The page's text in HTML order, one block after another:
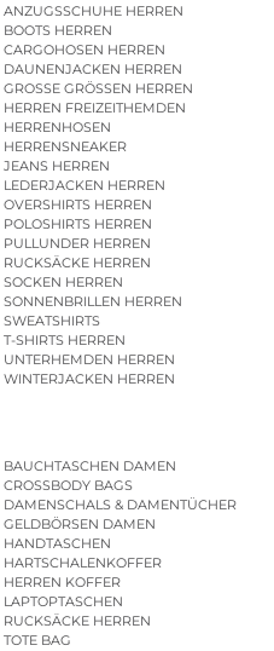
ANZUGSSCHUHE HERREN
BOOTS HERREN
CARGOHOSEN HERREN
DAUNENJACKEN HERREN
GROSSE GRÖSSEN HERREN
HERREN FREIZEITHEMDEN
HERRENHOSEN
HERRENSNEAKER
JEANS HERREN
LEDERJACKEN HERREN
OVERSHIRTS HERREN
POLOSHIRTS HERREN
PULLUNDER HERREN
RUCKSÄCKE HERREN
SOCKEN HERREN
SONNENBRILLEN HERREN
SWEATSHIRTS
T-SHIRTS HERREN
UNTERHEMDEN HERREN
WINTERJACKEN HERREN
BAUCHTASCHEN DAMEN
CROSSBODY BAGS
DAMENSCHALS & DAMENTÜCHER
GELDBÖRSEN DAMEN
HANDTASCHEN
HARTSCHALENKOFFER
HERREN KOFFER
LAPTOPTASCHEN
RUCKSÄCKE HERREN
TOTE BAG